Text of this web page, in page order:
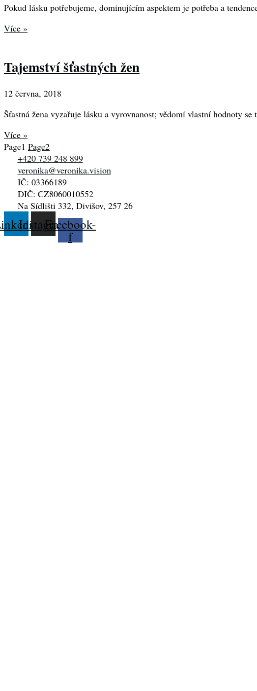
Pokud lásku potřebujeme, dominujícím aspektem je potřeba a
Více »
Tajemství šťastných žen
12 června, 2018
Šťastná žena vyzařuje lásku a vyrovnanost; vědomí vlastní hodnoty
Více »
Page1 Page2
+420 739 248 899
veronika@veronika.vision
IČ: 03366189
DIČ: CZ8060010552
Na Sídlišti 332, Divišov, 257 26
InstagramFacebook-
f